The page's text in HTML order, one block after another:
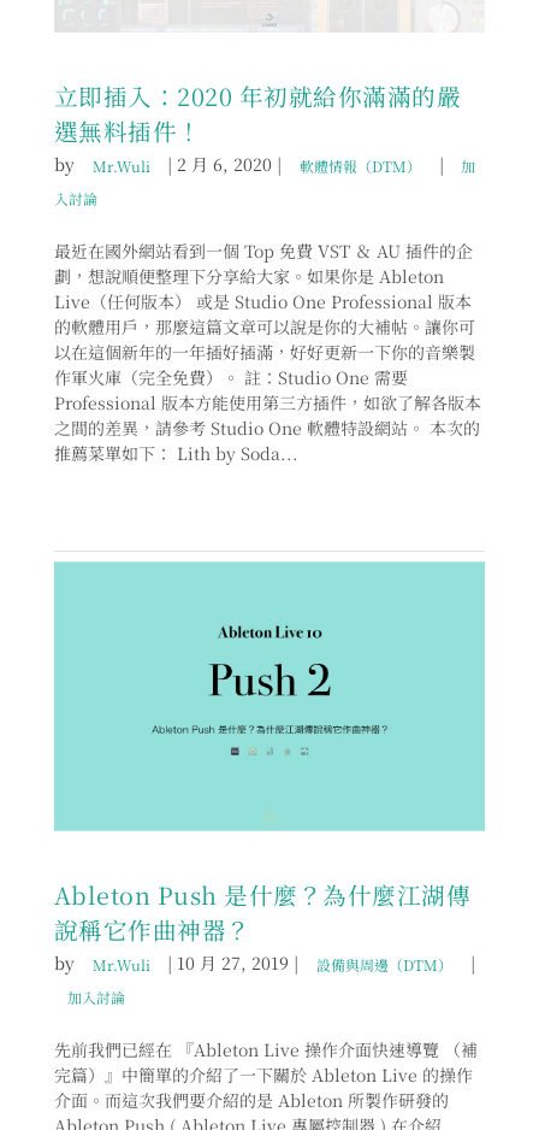
立即插入：2020 年初就給你滿滿的嚴
選無料插件！
by Mr.Wuli | 2 月 6, 2020 | 軟體情報（DTM） |
加
入討論
最近在國外網站看到一個 Top 免費 VST ＆ AU 插件的企
劃，想說順便整理下分享給大家。如果你是 Ableton
Live（任何版本） 或是 Studio One Professional 版本
的軟體用戶，那麼這篇文章可以說是你的大補帖。讓你可
以在這個新年的一年插好插滿，好好更新一下你的音樂製
作軍火庫（完全免費）。 註：Studio One 需要
Professional 版本方能使用第三方插件，如欲了解各版本
之間的差異，請參考 Studio One 軟體特設網站。 本次的
推薦菜單如下： Lith by Soda...
Ableton Push 是什麼？為什麼江湖傳
說稱它作曲神器？
by Mr.Wuli | 10 月 27, 2019 | 設備與周邊（DTM） |
加入討論
先前我們已經在 『Ableton Live 操作介面快速導覽 （補
完篇）』中簡單的介紹了一下關於 Ableton Live 的操作
介面。而這次我們要介紹的是 Ableton 所製作研發的